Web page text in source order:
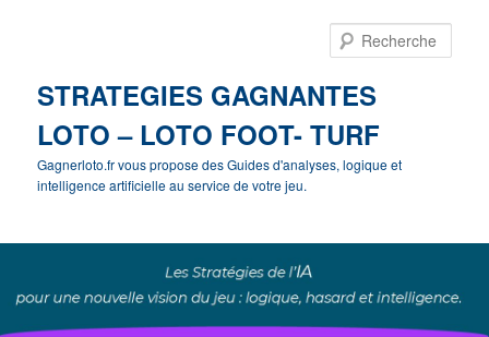
STRATEGIES GAGNANTES
LOTO – LOTO FOOT- TURF
Gagnerloto.fr vous propose des Guides d'analyses, logique et
intelligence artificielle au service de votre jeu.